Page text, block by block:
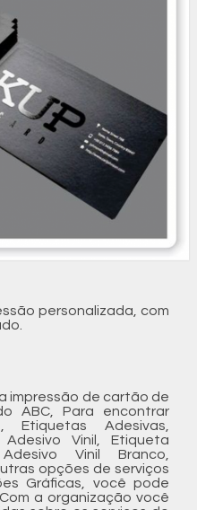
personalizada, com
impressão de cartão de
ABC, Para encontrar
Etiquetas Adesivas,
Vinil, Etiqueta
Vinil Branco,
opções de serviços
Gráficas, você pode
a organização você